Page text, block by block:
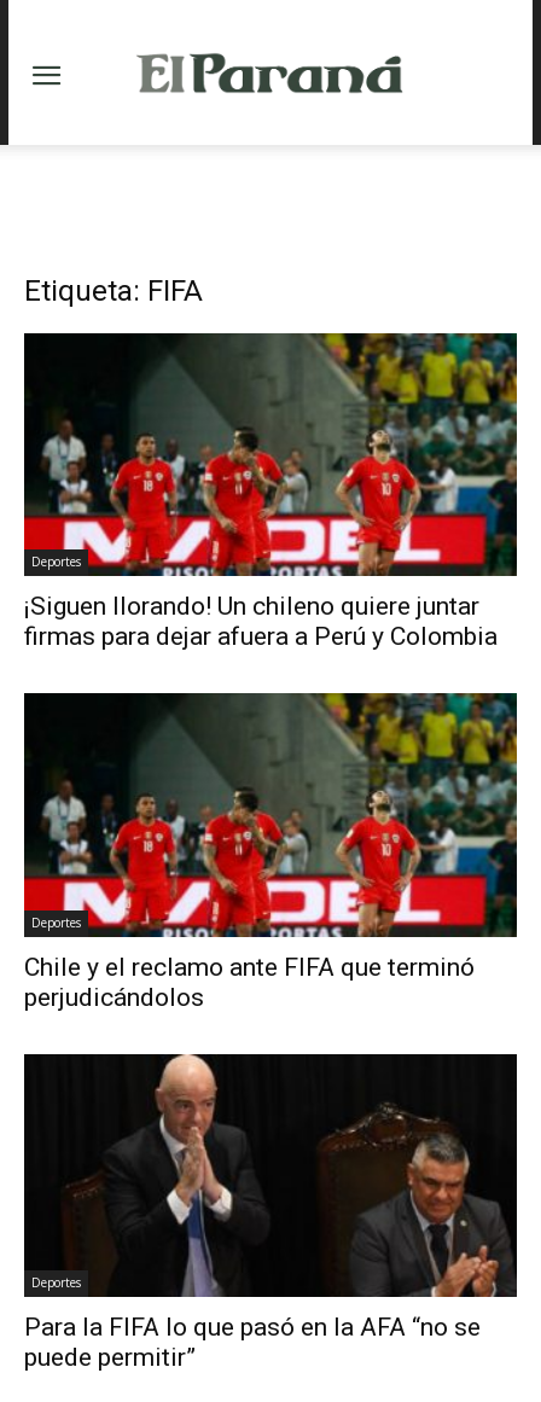
Etiqueta: FIFA
Deportes
¡Siguen llorando! Un chileno quiere juntar
firmas para dejar afuera a Perú y Colombia
Deportes
Chile y el reclamo ante FIFA que terminó
perjudicándolos
Deportes
Para la FIFA lo que pasó en la AFA “no se
puede permitir”